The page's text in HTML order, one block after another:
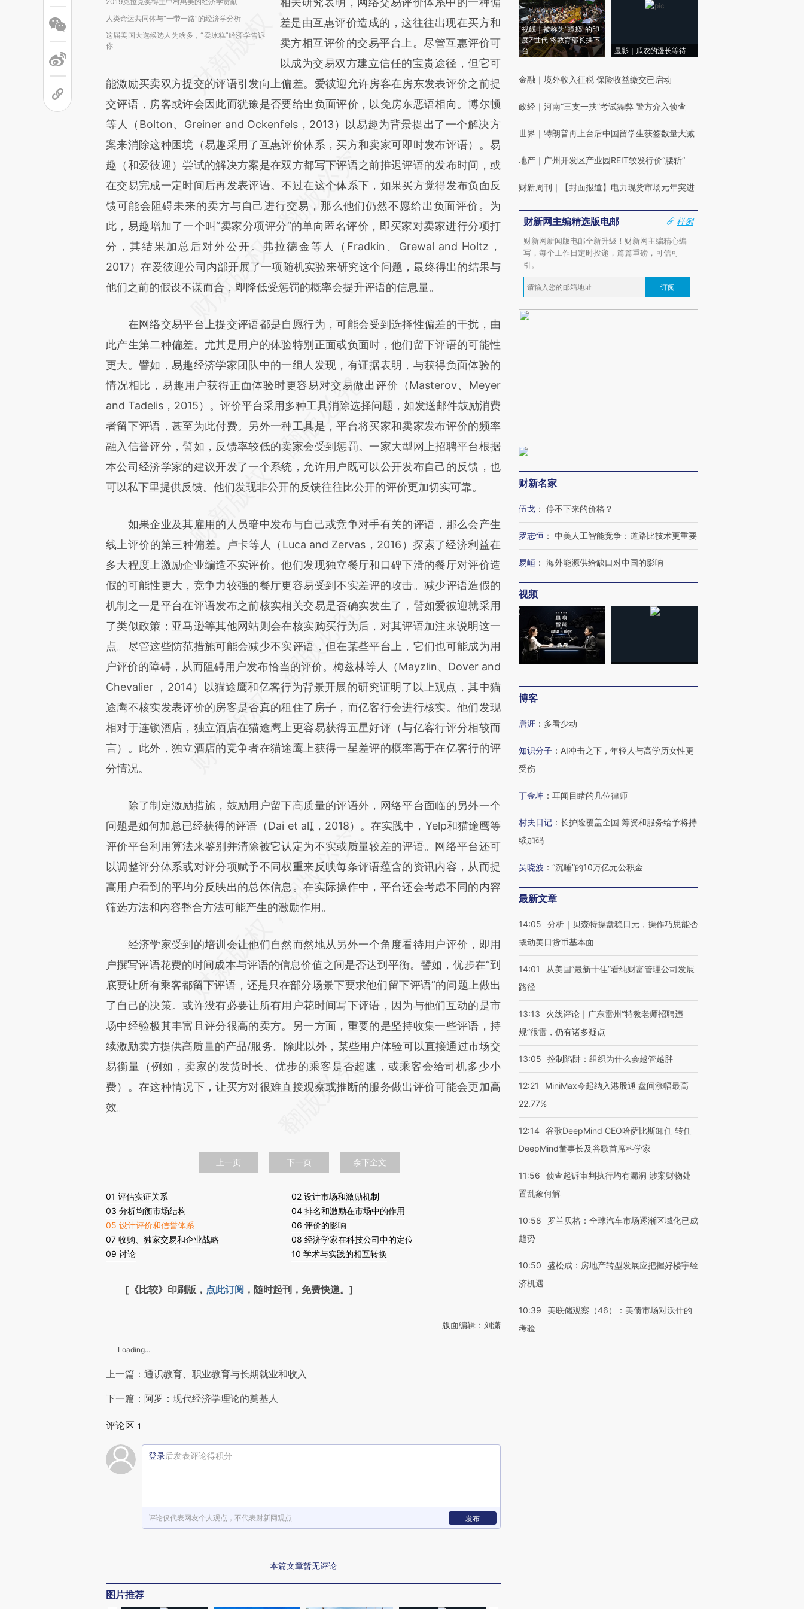
人类命运共同体与“一带一路”的经济学分析
这届美国大选候选人为啥多，“卖冰糕”经济学告诉
你
差是由互惠评价造成的，这往往出现在买方和
卖方相互评价的交易平台上。尽管互惠评价可
以成为交易双方建立信任的宝贵途径，但它可
能激励买卖双方提交的评语引发向上偏差。爱彼迎允许房客在房东发表评价之前提
交评语，房客或许会因此而犹豫是否要给出负面评价，以免房东恶语相向。博尔顿
等人（Bolton、Greiner and Ockenfels，2013）以易趣为背景提出了一个解决方
案来消除这种困境（易趣采用了互惠评价体系，买方和卖家可即时发布评语）。易
趣（和爱彼迎）尝试的解决方案是在双方都写下评语之前推迟评语的发布时间，或
在交易完成一定时间后再发表评语。不过在这个体系下，如果买方觉得发布负面反
馈可能会阻碍未来的卖方与自己进行交易，那么他们仍然不愿给出负面评价。为
此，易趣增加了一个叫“卖家分项评分”的单向匿名评价，即买家对卖家进行分项打
分，其结果加总后对外公开。弗拉德金等人（Fradkin、Grewal and Holtz，
2017）在爱彼迎公司内部开展了一项随机实验来研究这个问题，最终得出的结果与
他们之前的假设不谋而合，即降低受惩罚的概率会提升评语的信息量。
在网络交易平台上提交评语都是自愿行为，可能会受到选择性偏差的干扰，由
此产生第二种偏差。尤其是用户的体验特别正面或负面时，他们留下评语的可能性
更大。譬如，易趣经济学家团队中的一组人发现，有证据表明，与获得负面体验的
情况相比，易趣用户获得正面体验时更容易对交易做出评价（Masterov、Meyer
and Tadelis，2015）。评价平台采用多种工具消除选择问题，如发送邮件鼓励消费
者留下评语，甚至为此付费。另外一种工具是，平台将买家和卖家发布评价的频率
融入信誉评分，譬如，反馈率较低的卖家会受到惩罚。一家大型网上招聘平台根据
本公司经济学家的建议开发了一个系统，允许用户既可以公开发布自己的反馈，也
可以私下里提供反馈。他们发现非公开的反馈往往比公开的评价更加切实可靠。
如果企业及其雇用的人员暗中发布与自己或竞争对手有关的评语，那么会产生
线上评价的第三种偏差。卢卡等人（Luca and Zervas，2016）探索了经济利益在
多大程度上激励企业编造不实评价。他们发现独立餐厅和口碑下滑的餐厅对评价造
假的可能性更大，竞争力较强的餐厅更容易受到不实差评的攻击。减少评语造假的
机制之一是平台在评语发布之前核实相关交易是否确实发生了，譬如爱彼迎就采用
了类似政策；亚马逊等其他网站则会在核实购买行为后，对其评语加注来说明这一
点。尽管这些防范措施可能会减少不实评语，但在某些平台上，它们也可能成为用
户评价的障碍，从而阻碍用户发布恰当的评价。梅兹林等人（Mayzlin、Dover and
Chevalier ，2014）以猫途鹰和亿客行为背景开展的研究证明了以上观点，其中猫
途鹰不核实发表评价的房客是否真的租住了房子，而亿客行会进行核实。他们发现
相对于连锁酒店，独立酒店在猫途鹰上更容易获得五星好评（与亿客行评分相较而
言）。此外，独立酒店的竞争者在猫途鹰上获得一星差评的概率高于在亿客行的评
分情况。
除了制定激励措施，鼓励用户留下高质量的评语外，网络平台面临的另外一个
问题是如何加总已经获得的评语（Dai et al，2018）。在实践中，Yelp和猫途鹰等
评价平台利用算法来鉴别并清除被它认定为不实或质量较差的评语。网络平台还可
以调整评分体系或对评分项赋予不同权重来反映每条评语蕴含的资讯内容，从而提
高用户看到的平均分反映出的总体信息。在实际操作中，平台还会考虑不同的内容
筛选方法和内容整合方法可能产生的激励作用。
经济学家受到的培训会让他们自然而然地从另外一个角度看待用户评价，即用
户撰写评语花费的时间成本与评语的信息价值之间是否达到平衡。譬如，优步在“到
底要让所有乘客都留下评语，还是只在部分场景下要求他们留下评语”的问题上做出
了自己的决策。或许没有必要让所有用户花时间写下评语，因为与他们互动的是市
场中经验极其丰富且评分很高的卖方。另一方面，重要的是坚持收集一些评语，持
续激励卖方提供高质量的产品/服务。除此以外，某些用户体验可以直接通过市场交
易衡量（例如，卖家的发货时长、优步的乘客是否超速，或乘客会给司机多少小
费）。在这种情况下，让买方对很难直接观察或推断的服务做出评价可能会更加高
效。
上一页 下一页 余下全文
01 评估实证关系
02 设计市场和激励机制
03 分析均衡市场结构
04 排名和激励在市场中的作用
05 设计评价和信誉体系
06 评价的影响
07 收购、独家交易和企业战略
08 经济学家在科技公司中的定位
09 讨论
10 学术与实践的相互转换
[《比较》印刷版， 点此订阅 ，随时起刊，免费快递。]
版面编辑：刘潇
Loading...
上一篇：通识教育、职业教育与长期就业和收入
下一篇：阿罗：现代经济学理论的奠基人
评论区 1
登录后发表评论得积分
评论仅代表网友个人观点，不代表财新网观点 发布
本篇文章暂无评论
图片推荐
视线｜被称为“蟑螂”的印
度Z世代 将教育部长拱下
台
显影｜瓜农的漫长等待
金融 ｜ 境外收入征税 保险收益缴交已启动
政经 ｜ 河南“三支一扶”考试舞弊 警方介入侦查
世界 ｜ 特朗普再上台后中国留学生获签数量大减
地产 ｜ 广州开发区产业园REIT较发行价“腰斩”
财新周刊 ｜ 【封面报道】电力现货市场元年突进
财新网主编精选版电邮
样例
财新网新闻版电邮全新升级！财新网主编精心编
写，每个工作日定时投递，篇篇重磅，可信可
引。
订阅
财新名家
伍戈 ： 停不下来的价格？
罗志恒 ： 中美人工智能竞争：道路比技术更重要
易峘 ： 海外能源供给缺口对中国的影响
视频
博客
唐涯 ： 多看少动
知识分子 ： AI冲击之下，年轻人与高学历女性更
受伤
丁金坤 ： 耳闻目睹的几位律师
村夫日记 ： 长护险覆盖全国 筹资和服务给予将持
续加码
吴晓波 ： “沉睡”的10万亿元公积金
最新文章
14:05
分析｜贝森特操盘稳日元，操作巧思能否
撬动美日货币基本面
14:01
从美国“最新十佳”看纯财富管理公司发展
路径
13:13
火线评论｜广东雷州“特教老师招聘违
规”很雷，仍有诸多疑点
13:05 控制陷阱：组织为什么会越管越胖
12:21
MiniMax今起纳入港股通 盘间涨幅最高
22.77%
12:14 谷歌DeepMind CEO哈萨比斯卸任 转任
DeepMind董事长及谷歌首席科学家
11:56
侦查起诉审判执行均有漏洞 涉案财物处
置乱象何解
10:58
罗兰贝格：全球汽车市场逐渐区域化已成
趋势
10:50
盛松成：房地产转型发展应把握好楼宇经
济机遇
10:39
美联储观察（46）：美债市场对沃什的
考验